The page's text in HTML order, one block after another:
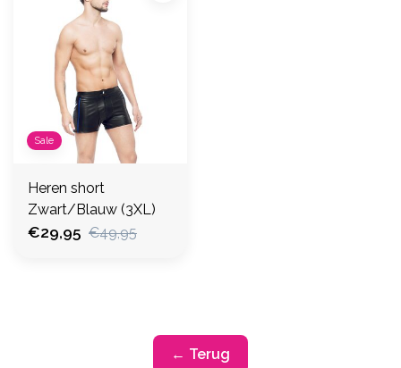
Sale
Heren short
Zwart/Blauw (3XL)
€29,95 €49,95
← Terug